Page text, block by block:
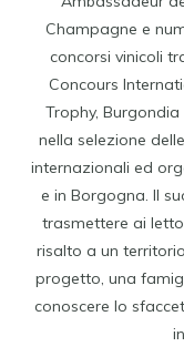
Champagne e
concorsi vinicoli
Concours
Trophy,
nella selezione
internazionali ed
e in Borgogna. Il
trasmettere ai
risalto a un
progetto, una
conoscere lo